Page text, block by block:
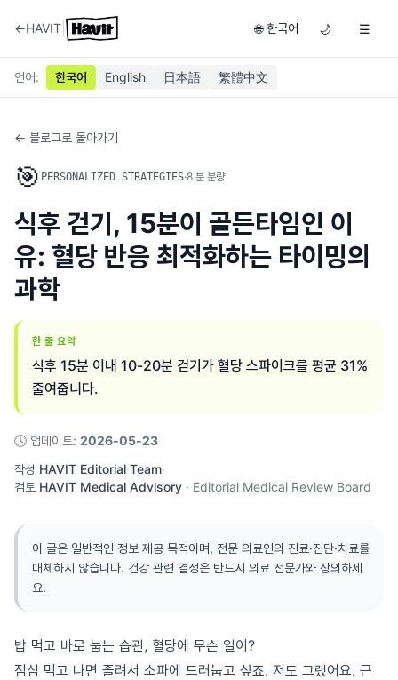
←HAVIT 🌐 한국어 🌙 ☰
언어: 한국어 English 日本語 繁體中文
← 블로그로 돌아가기
🎯 PERSONALIZED STRATEGIES·8 분 분량
식후 걷기, 15분이 골든타임인 이
유: 혈당 반응 최적화하는 타이밍의
과학
한 줄 요약
식후 15분 이내 10-20분 걷기가 혈당 스파이크를 평균 31%
줄여줍니다.
🕓 업데이트: 2026-05-23
작성 HAVIT Editorial Team·
검토 HAVIT Medical Advisory · Editorial Medical Review Board
이 글은 일반적인 정보 제공 목적이며, 전문 의료인의 진료·진단·치료를
대체하지 않습니다. 건강 관련 결정은 반드시 의료 전문가와 상의하세
요.
밥 먹고 바로 눕는 습관, 혈당에 무슨 일이?
점심 먹고 나면 졸려서 소파에 드러눕고 싶죠. 저도 그랬어요. 근